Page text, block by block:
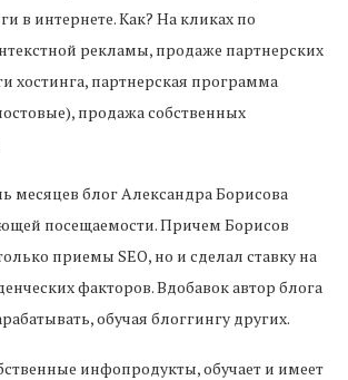
в интернете. Как? На кликах по
рекламы, продаже партнерских
хостинга, партнерская программа
продажа собственных
месяцев блог Александра Борисова
посещаемости. Причем Борисов
приемы SEO, но и сделал ставку на
факторов. Вдобавок автор блога
обучая блоггингу других.
инфопродукты, обучает и имеет